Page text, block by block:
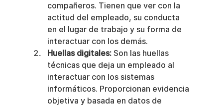
compañeros. Tienen que ver con la
actitud del empleado, su conducta
en el lugar de trabajo y su forma de
interactuar con los demás.
Huellas digitales: Son las huellas
técnicas que deja un empleado al
interactuar con los sistemas
informáticos. Proporcionan evidencia
objetiva y basada en datos de